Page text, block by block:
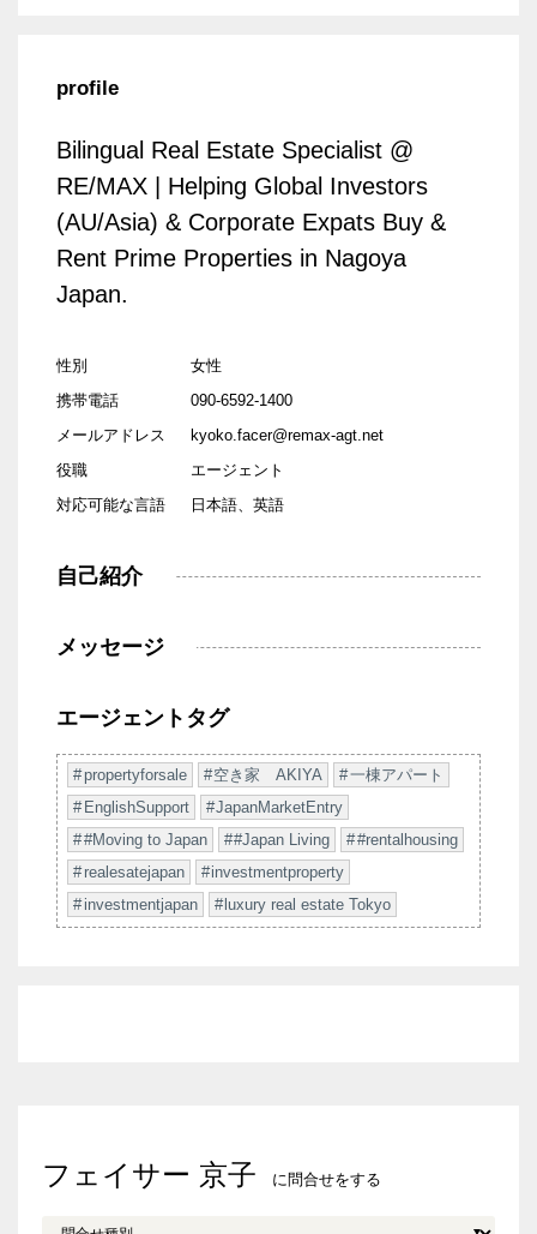
profile
Bilingual Real Estate Specialist @
RE/MAX | Helping Global Investors
(AU/Asia) & Corporate Expats Buy &
Rent Prime Properties in Nagoya
Japan.
性別
女性
携帯電話
090-6592-1400
メールアドレス
kyoko.facer@remax-agt.net
役職
エージェント
対応可能な言語
日本語、英語
自己紹介
メッセージ
エージェントタグ
propertyforsale 空き家 AKIYA
一棟アパート
EnglishSupport
JapanMarketEntry
#Moving to Japan
#Japan Living
#rentalhousing
realesatejapan
investmentproperty
investmentjapan
luxury real estate Tokyo
フェイサー 京子 に問合せをする